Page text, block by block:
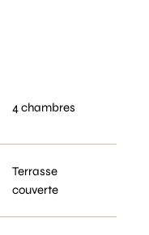
4 chambres
Terrasse
couverte